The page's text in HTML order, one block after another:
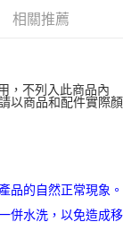
相關推薦
，不列入此商品內
以商品和配件實際顏
品的自然正常現象。
併水洗，以免造成移